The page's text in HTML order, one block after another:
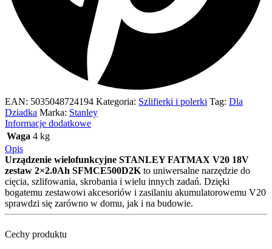
EAN: 5035048724194 Kategoria: Szlifierki i polerki Tag: Dla
Dziadka Marka: Stanley
Informacje dodatkowe
Waga 4 kg
Opis
Urządzenie wielofunkcyjne STANLEY FATMAX V20 18V
zestaw 2×2.0Ah SFMCE500D2Kto uniwersalne narzędzie do
cięcia, szlifowania, skrobania i wielu innych zadań. Dzięki
bogatemu zestawowi akcesoriów i zasilaniu akumulatorowemu V20
sprawdzi się zarówno w domu, jak i na budowie.
Cechy produktu